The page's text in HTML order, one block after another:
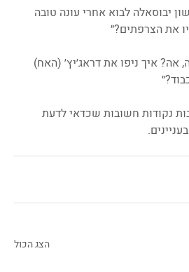
יבוסאלה לבוא אחרי עונה טובה
אה? איך ניפו את דראג׳יץ׳ (האח)
נקודות חשובות שכדאי לדעת
הצג הכול